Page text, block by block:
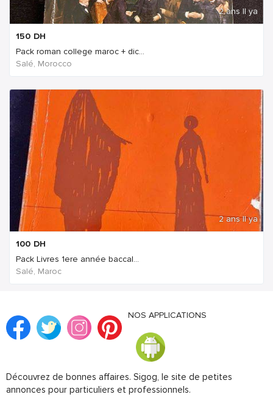
2 ans Il ya
150 DH
Pack roman college maroc + dic...
Salé, Morocco
2 ans Il ya
100 DH
Pack Livres 1ere année baccal...
Salé, Maroc
NOS APPLICATIONS
Découvrez de bonnes affaires. Sigog, le site de petites
annonces pour particuliers et professionnels.